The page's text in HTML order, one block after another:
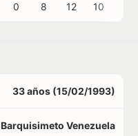
0 8 12 10
33 años (15/02/1993)
Barquisimeto Venezuela